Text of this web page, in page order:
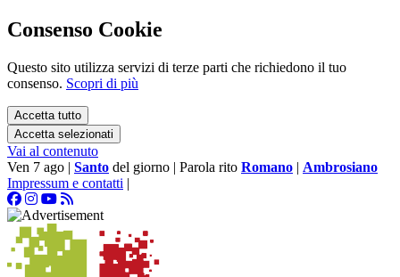
Consenso Cookie
Questo sito utilizza servizi di terze parti che richiedono il tuo
consenso. Scopri di più
Accetta tutto
Accetta selezionati
Vai al contenuto
Ven 7 ago | Santo del giorno | Parola rito Romano | Ambrosiano
Impressum e contatti |